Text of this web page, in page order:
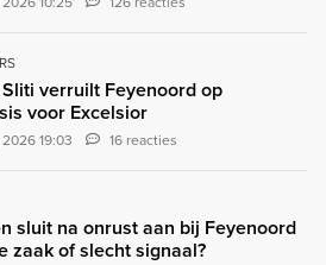
verruilt Feyenoord op
voor Excelsior
19:03 16 reacties
sluit na onrust aan bij Feyenoord
zaak of slecht signaal?